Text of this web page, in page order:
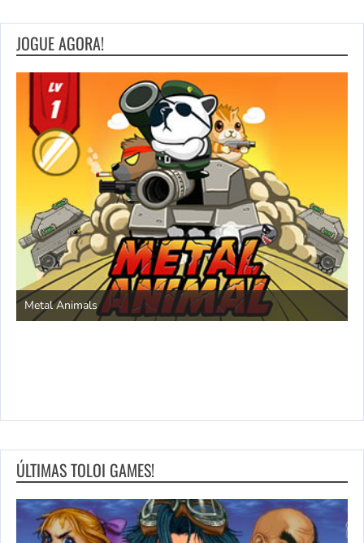
JOGUE AGORA!
Metal Animals
ÚLTIMAS TOLOI GAMES!